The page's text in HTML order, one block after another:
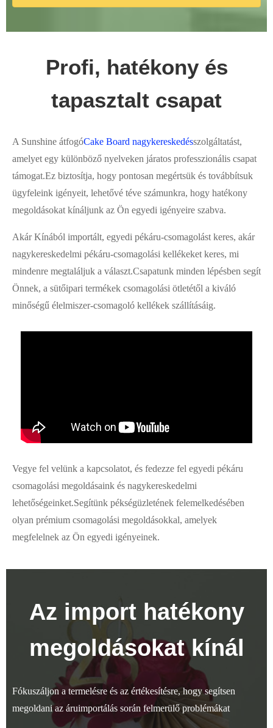
Profi, hatékony és
tapasztalt csapat
A Sunshine átfogóCake Board nagykereskedésszolgáltatást,
amelyet egy különböző nyelveken járatos professzionális csapat
támogat.Ez biztosítja, hogy pontosan megértsük és továbbítsuk
ügyfeleink igényeit, lehetővé téve számunkra, hogy hatékony
megoldásokat kínáljunk az Ön egyedi igényeire szabva.
Akár Kínából importált, egyedi pékáru-csomagolást keres, akár
nagykereskedelmi pékáru-csomagolási kellékeket keres, mi
mindenre megtaláljuk a választ.Csapatunk minden lépésben segít
Önnek, a sütőipari termékek csomagolási ötletétől a kiváló
minőségű élelmiszer-csomagoló kellékek szállításáig.
Vegye fel velünk a kapcsolatot, és fedezze fel egyedi pékáru
csomagolási megoldásaink és nagykereskedelmi
lehetőségeinket.Segítünk pékségüzletének felemelkedésében
olyan prémium csomagolási megoldásokkal, amelyek
megfelelnek az Ön egyedi igényeinek.
Az import hatékony
megoldásokat kínál
Fókuszáljon a termelésre és az értékesítésre, hogy segítsen
megoldani az áruimportálás során felmerülő problémákat